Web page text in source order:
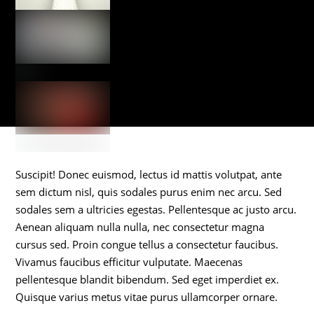
Suscipit! Donec euismod, lectus id mattis volutpat, ante
sem dictum nisl, quis sodales purus enim nec arcu. Sed
sodales sem a ultricies egestas. Pellentesque ac justo arcu.
Aenean aliquam nulla nulla, nec consectetur magna
cursus sed. Proin congue tellus a consectetur faucibus.
Vivamus faucibus efficitur vulputate. Maecenas
pellentesque blandit bibendum. Sed eget imperdiet ex.
Quisque varius metus vitae purus ullamcorper ornare.